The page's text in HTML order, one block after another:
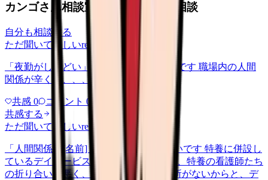
カンゴさん相談室から共有された相談
自分も相談する
ただ聞いてほしいrelationships
「夜勤がしんどい」について相談したいです 職場内の人間
関係が辛くて、、、
共感 0 コメント 0
共感する
ただ聞いてほしいrelationships 2026/5/22
「人間関係が[名前]」について相談したいです 特養に併設し
ているデイサービスで働いてるのですが、特養の看護師たち
の折り合いが悪く、その中の1人が居場所がないからと、デ